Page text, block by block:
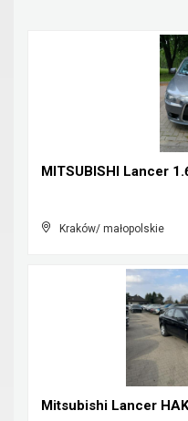
MITSUBISHI Lancer
Kraków/ małopolskie
Mitsubishi Lancer